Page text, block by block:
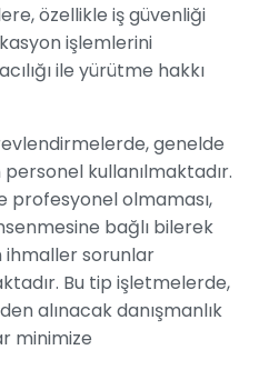
özellikle iş güvenliği
işlemlerini
ile yürütme hakkı
genelde
personel kullanılmaktadır.
profesyonel olmaması,
bağlı bilerek
sorunlar
Bu tip işletmelerde,
alınacak danışmanlık
minimize